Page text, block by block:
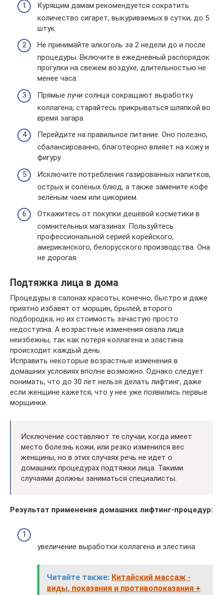
Курящим дамам рекомендуется сократить
количество сигарет, выкуриваемых в сутки, до 5
штук.
Не принимайте алкоголь за 2 недели до и после
процедуры. Включите в ежедневный распорядок
прогулки на свежем воздухе, длительностью не
менее часа.
Прямые лучи солнца сокращают выработку
коллагена, старайтесь прикрываться шляпкой во
время загара.
Перейдите на правильное питание. Оно полезно,
сбалансированно, благотворно влияет на кожу и
фигуру.
Исключите потребления газированных напитков,
острых и солёных блюд, а также замените кофе
зелёным чаем или цикорием.
Откажитесь от покупки дешёвой косметики в
сомнительных магазинах. Пользуйтесь
профессиональной серией корейского,
американского, белорусского производства. Она
не дорогая.
Подтяжка лица в дома
Процедуры в салонах красоты, конечно, быстро и даже
приятно избавят от морщин, брылей, второго
подбородка, но их стоимость зачастую просто
недоступна. А возрастные изменения овала лица
неизбежны, так как потеря коллагена и эластина
происходит каждый день.
Исправить некоторые возрастные изменения в
домашних условиях вполне возможно. Однако следует
понимать, что до 30 лет нельзя делать лифтинг, даже
если женщине кажется, что у нее уже появились первые
морщинки.
Исключение составляют те случаи, когда имеет
место болезнь кожи, или резко изменился вес
женщины, но в этих случаях речь не идет о
домашних процедурах подтяжки лица. Такими
случаями должны заниматься специалисты.
Результат применения домашних лифтинг-процедур:
увеличение выработки коллагена и элестина
Читайте также: Китайский массаж -
виды, показания и противопоказания +